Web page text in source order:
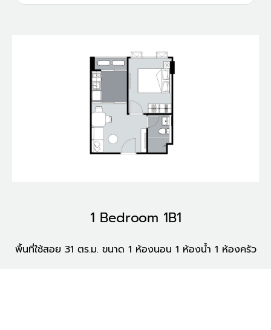
1 Bedroom 1B1
พื้นที่ใช้สอย 31 ตร.ม. ขนาด 1 ห้องนอน 1 ห้องน้ำ 1 ห้องครัว